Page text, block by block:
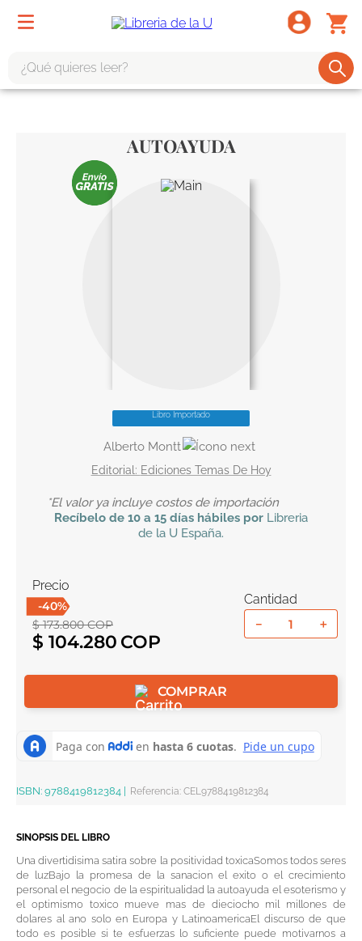
AUTOAYUDA
Libro Importado
Alberto Montt
Ediciones Temas De Hoy
*El valor ya incluye costos de importación
Recíbelo de 10 a 15 días hábiles por Libreria
de la U España.
Precio
-40%
$ 173.800COP
$ 104.280
Cantidad
＋
－
COMPRAR
ISBN: 9788419812384 Referencia: CEL9788419812384
SINOPSIS DEL LIBRO
Una divertidisima satira sobre la positividad toxicaSomos todos seres
de luzBajo la promesa de la sanacion el exito o el crecimiento
personal el negocio de la espiritualidad la autoayuda el esoterismo y
el optimismo toxico mueve mas de dieciocho mil millones de
dolares al ano solo en Europa y LatinoamericaEl discurso de que
todo es posible si te esfuerzas lo suficiente puede motivarnos a
tote bag -
harry potter